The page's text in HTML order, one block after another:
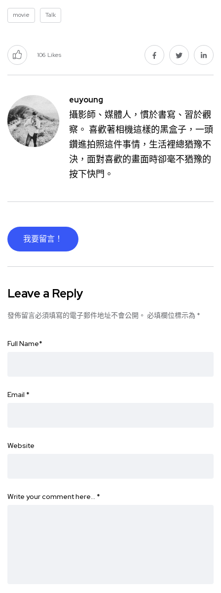
movie Talk
106 Likes
euyoung
攝影師、媒體人，慣於書寫、習於觀
察。 喜歡著相機這樣的黑盒子，一頭
鑽進拍照這件事情，生活裡總猶豫不
決，面對喜歡的畫面時卻毫不猶豫的
按下快門。
我要留言！
Leave a Reply
發佈留言必須填寫的電子郵件地址不會公開。 必填欄位標示為 *
Full Name*
Email *
Website
Write your comment here… *